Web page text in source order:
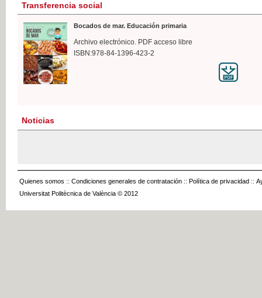
Transferencia social
Bocados de mar. Educación primaria
Archivo electrónico. PDF acceso libre
ISBN:978-84-1396-423-2
Noticias
Quienes somos :: Condiciones generales de contratación :: Política de privacidad ::
Universitat Politècnica de València © 2012